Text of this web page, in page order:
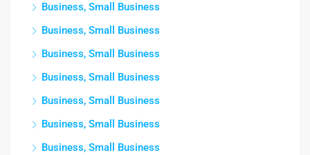
Business, Small Business
Business, Small Business
Business, Small Business
Business, Small Business
Business, Small Business
Business, Small Business
Business, Small Business